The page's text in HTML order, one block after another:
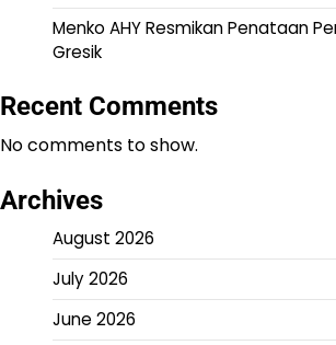
Menko AHY Resmikan Penataan
Gresik
Recent Comments
No comments to show.
Archives
August 2026
July 2026
June 2026